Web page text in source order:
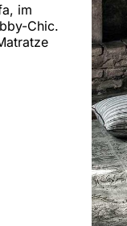
im
Chic.